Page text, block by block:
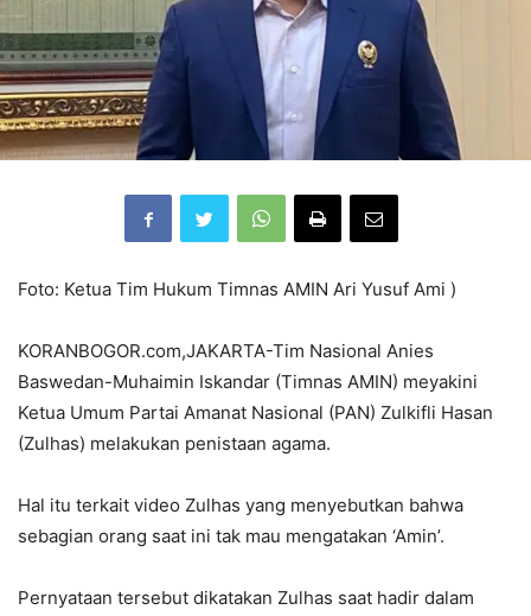
Foto: Ketua Tim Hukum Timnas AMIN Ari Yusuf Ami )
KORANBOGOR.com,JAKARTA-Tim Nasional Anies
Baswedan-Muhaimin Iskandar (Timnas AMIN) meyakini
Ketua Umum Partai Amanat Nasional (PAN) Zulkifli Hasan
(Zulhas) melakukan penistaan agama.
Hal itu terkait video Zulhas yang menyebutkan bahwa
sebagian orang saat ini tak mau mengatakan ‘Amin’.
Pernyataan tersebut dikatakan Zulhas saat hadir dalam